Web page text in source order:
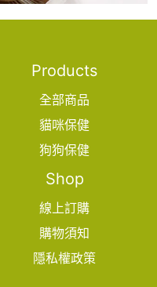
Products
全部商品
貓咪保健
狗狗保健
Shop
線上訂購
購物須知
隱私權政策